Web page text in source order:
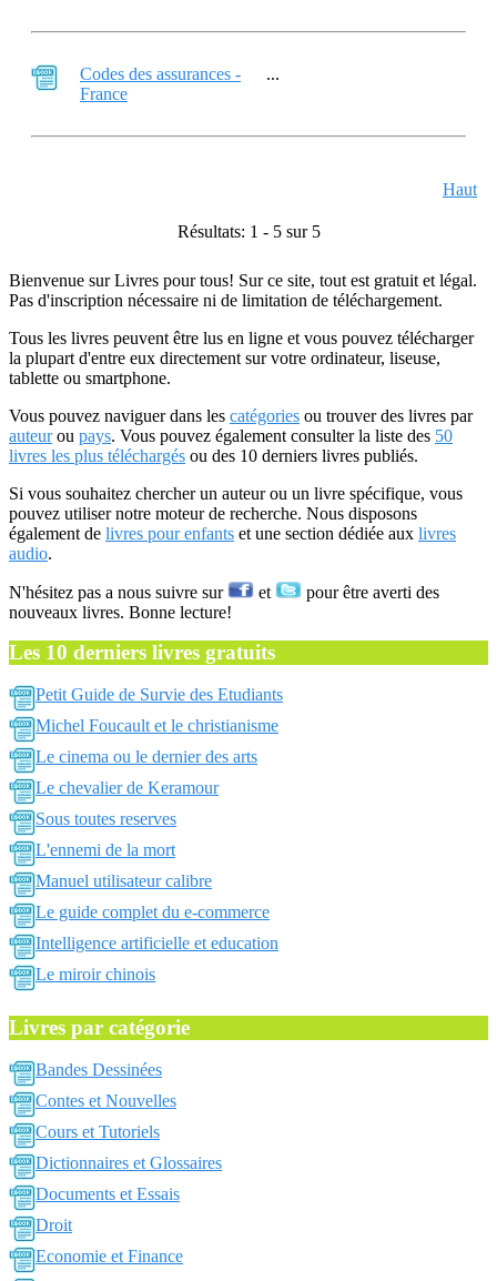
Codes des assurances -
France
...
Haut
Résultats: 1 - 5 sur 5
Bienvenue sur Livres pour tous! Sur ce site, tout est gratuit et légal.
Pas d'inscription nécessaire ni de limitation de téléchargement.
Tous les livres peuvent être lus en ligne et vous pouvez télécharger
la plupart d'entre eux directement sur votre ordinateur, liseuse,
tablette ou smartphone.
Vous pouvez naviguer dans les catégories ou trouver des livres par
auteurou pays. Vous pouvez également consulter la liste des 50
livres les plus téléchargés ou des 10 derniers livres publiés.
Si vous souhaitez chercher un auteur ou un livre spécifique, vous
pouvez utiliser notre moteur de recherche. Nous disposons
également de livres pour enfants et une section dédiée aux livres
audio.
N'hésitez pas a nous suivre sur et
pour être averti des
nouveaux livres. Bonne lecture!
Les 10 derniers livres gratuits
Petit Guide de Survie des Etudiants
Michel Foucault et le christianisme
Le cinema ou le dernier des arts
Le chevalier de Keramour
Sous toutes reserves
L'ennemi de la mort
Manuel utilisateur calibre
Le guide complet du e-commerce
Intelligence artificielle et education
Le miroir chinois
Livres par catégorie
Bandes Dessinées
Contes et Nouvelles
Cours et Tutoriels
Dictionnaires et Glossaires
Documents et Essais
Droit
Economie et Finance